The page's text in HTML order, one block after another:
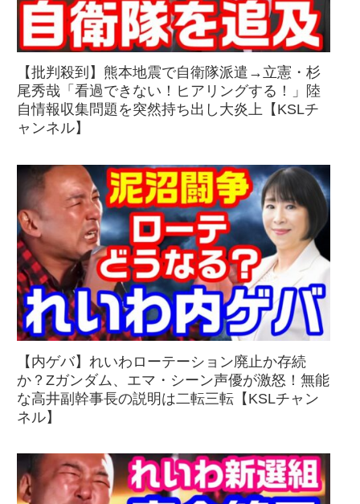
【批判殺到】熊本地震で自衛隊派遣→立憲・杉
尾秀哉「看過できない！ヒアリングする！」陸
自情報収集問題を突然持ち出し大炎上【KSLチ
ャンネル】
【内ゲバ】れいわローテーション廃止か存続
か？Zガンダム、エマ・シーン声優が激怒！無能
な高井副幹事長の説明は二転三転【KSLチャン
ネル】